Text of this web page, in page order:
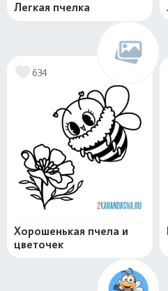
Легкая пчелка
634
Хорошенькая пчела и
цветочек